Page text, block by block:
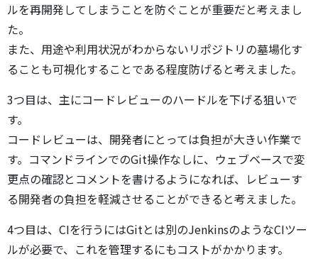
ルを再開発してしまうことを防ぐことが重要だと考えまし
た。
また、用途や利用状況がわからないリポジトリの墓場化す
ることも可視化することである程度防げると考えました。
3つ目は、主にコードレビューのハードルを下げる狙いで
す。
コードレビューは、開発者にとっては負担が大きい作業で
す。コマンドラインでのGit操作なしに、ウェブベースで変
更点の確認とコメントを書けるようになれば、レビューす
る開発者の負担を軽減させることができると考えました。
4つ目は、CIを行うにはGitとは別のJenkinsのようなCIツー
ルが必要で、これを管理するにもコストがかかります。